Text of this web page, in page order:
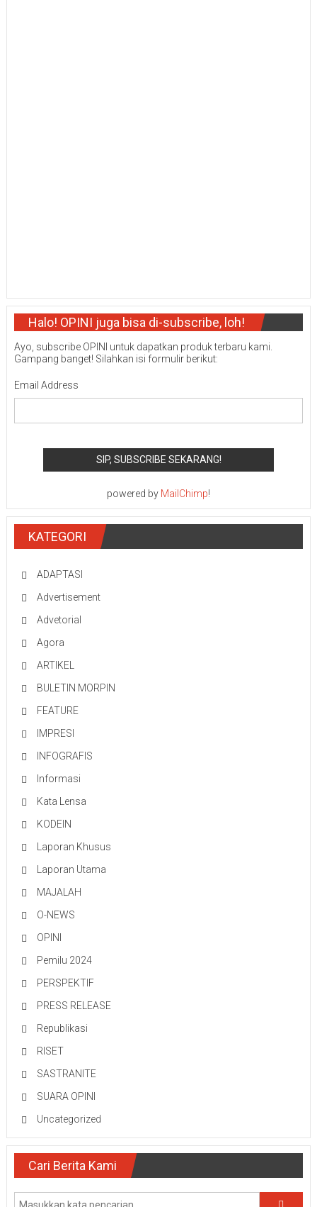
Halo! OPINI juga bisa di-subscribe, loh!
Ayo, subscribe OPINI untuk dapatkan produk terbaru kami.
Gampang banget! Silahkan isi formulir berikut:
Email Address
powered by MailChimp!
KATEGORI
ADAPTASI
Advertisement
Advetorial
Agora
ARTIKEL
BULETIN MORPIN
FEATURE
IMPRESI
INFOGRAFIS
Informasi
Kata Lensa
KODEIN
Laporan Khusus
Laporan Utama
MAJALAH
O-NEWS
OPINI
Pemilu 2024
PERSPEKTIF
PRESS RELEASE
Republikasi
RISET
SASTRANITE
SUARA OPINI
Uncategorized
Cari Berita Kami